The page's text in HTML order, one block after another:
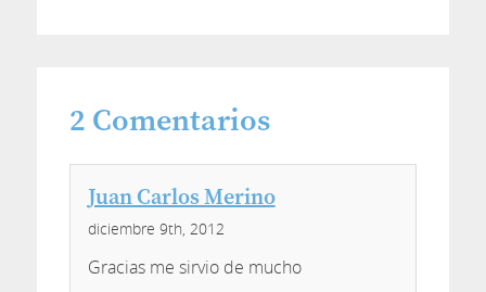
2 Comentarios
Juan Carlos Merino
diciembre 9th, 2012
Gracias me sirvio de mucho